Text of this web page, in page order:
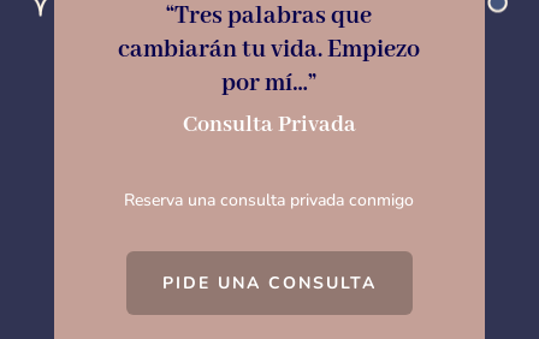
“Tres palabras que
cambiarán tu vida. Empiezo
por mí…”
Consulta Privada
Reserva una consulta privada conmigo
PIDE UNA CONSULTA